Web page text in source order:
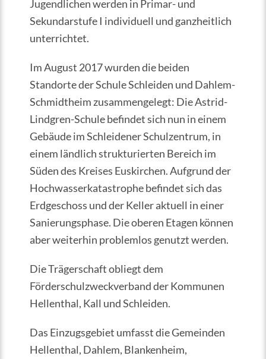
Jugendlichen werden in Primar- und
Sekundarstufe I individuell und ganzheitlich
unterrichtet.
Im August 2017 wurden die beiden
Standorte der Schule Schleiden und Dahlem-
Schmidtheim zusammengelegt: Die Astrid-
Lindgren-Schule befindet sich nun in einem
Gebäude im Schleidener Schulzentrum, in
einem ländlich strukturierten Bereich im
Süden des Kreises Euskirchen. Aufgrund der
Hochwasserkatastrophe befindet sich das
Erdgeschoss und der Keller aktuell in einer
Sanierungsphase. Die oberen Etagen können
aber weiterhin problemlos genutzt werden.
Die Trägerschaft obliegt dem
Förderschulzweckverband der Kommunen
Hellenthal, Kall und Schleiden.
Das Einzugsgebiet umfasst die Gemeinden
Hellenthal, Dahlem, Blankenheim,